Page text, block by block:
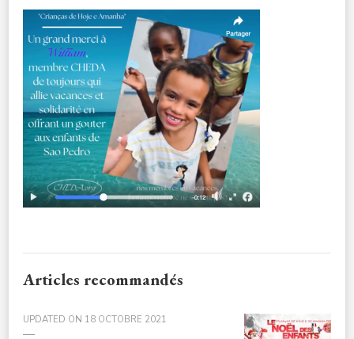
D’ÉCRAN
2022-
09-
02
13.53.48
Articles recommandés
UPDATED ON 18 OCTOBRE 2021